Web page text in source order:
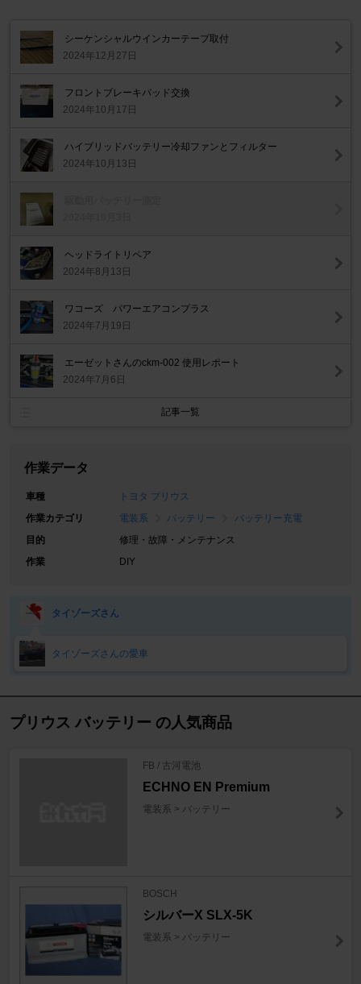
シーケンシャルウインカーテープ取付
2024年12月27日
フロントブレーキパッド交換
2024年10月17日
ハイブリッドバッテリー冷却ファンとフィルター
2024年10月13日
ヘッドライトリペア
2024年8月13日
ワコーズ パワーエアコンプラス
2024年7月19日
エーゼットさんのckm-002 使用レポート
2024年7月6日
記事一覧
作業データ
車種
トヨタ プリウス
作業カテゴリ
電装系 バッテリー
バッテリー充電
目的
修理・故障・メンテナンス
作業
DIY
タイゾーズさん
タイゾーズさんの愛車
プリウス バッテリー の人気商品
FB / 古河電池
ECHNO EN Premium
電装系 > バッテリー
BOSCH
シルバーX SLX-5K
電装系 > バッテリー